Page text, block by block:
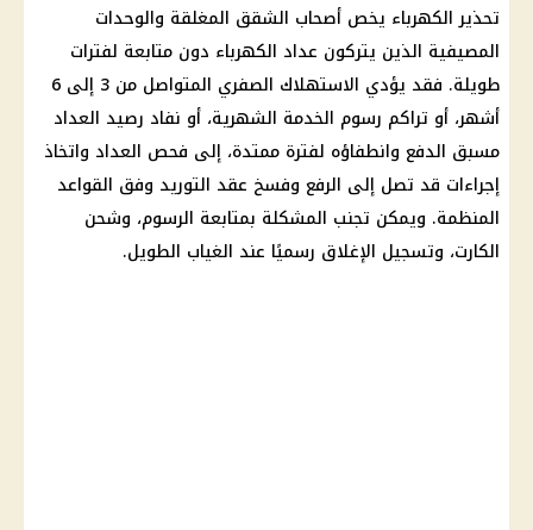
تحذيرالكهرباء يخص أصحاب الشقق المغلقة والوحدات
المصيفية الذين يتركون عداد الكهرباء دون متابعة لفترات
طويلة. فقد يؤدي الاستهلاك الصفري المتواصل من 3 إلى 6
أشهر، أو تراكم رسوم الخدمة الشهرية، أو نفاد رصيد العداد
مسبق الدفع وانطفاؤه لفترة ممتدة، إلى فحص العداد واتخاذ
إجراءات قد تصل إلى الرفع وفسخ عقد التوريد وفق القواعد
المنظمة. ويمكن تجنب المشكلة بمتابعة الرسوم، وشحن
الكارت، وتسجيل الإغلاق رسميًا عند الغياب الطويل.